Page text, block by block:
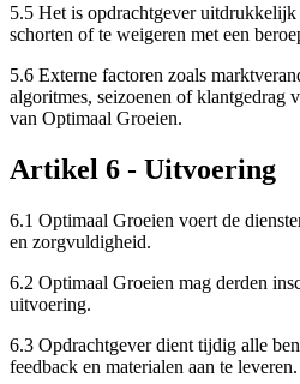
5.5 Het is opdrachtgever uitdrukkelijk
schorten of te weigeren met een
5.6 Externe factoren zoals
algoritmes, seizoenen of klantgedrag
van Optimaal Groeien.
Artikel 6 - Uitvoering
6.1 Optimaal Groeien voert de
en zorgvuldigheid.
6.2 Optimaal Groeien mag derden
uitvoering.
6.3 Opdrachtgever dient tijdig alle
feedback en materialen aan te leveren.